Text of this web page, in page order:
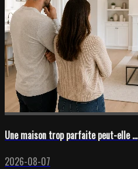
Une maison trop parfaite peut-elle ...
2026-08-07